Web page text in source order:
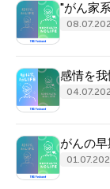
"がん家
感情を我
がんの早